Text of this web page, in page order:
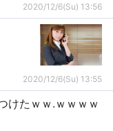
2020/12/6(Su) 13:56
2020/12/6(Su) 13:55
けたｗｗ.ｗｗｗｗ